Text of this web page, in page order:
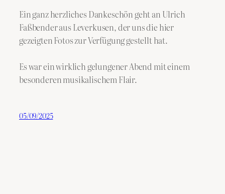
Ein ganz herzliches Dankeschön geht an Ulrich
Faßbender aus Leverkusen, der uns die hier
gezeigten Fotos zur Verfügung gestellt hat.
Es war ein wirklich gelungener Abend mit einem
besonderen musikalischem Flair.
05/09/2025